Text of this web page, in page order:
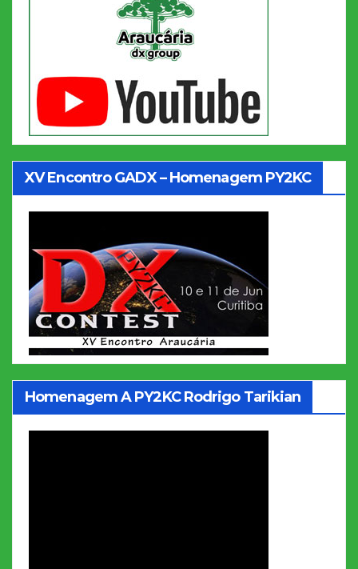
XV Encontro GADX – Homenagem PY2KC
Homenagem A PY2KC Rodrigo Tarikian